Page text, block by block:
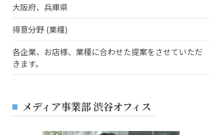
大阪府、兵庫県
得意分野 (業種)
各企業、お店様、業種に合わせた提案をさせていただ
きます。
メディア事業部 渋谷オフィス